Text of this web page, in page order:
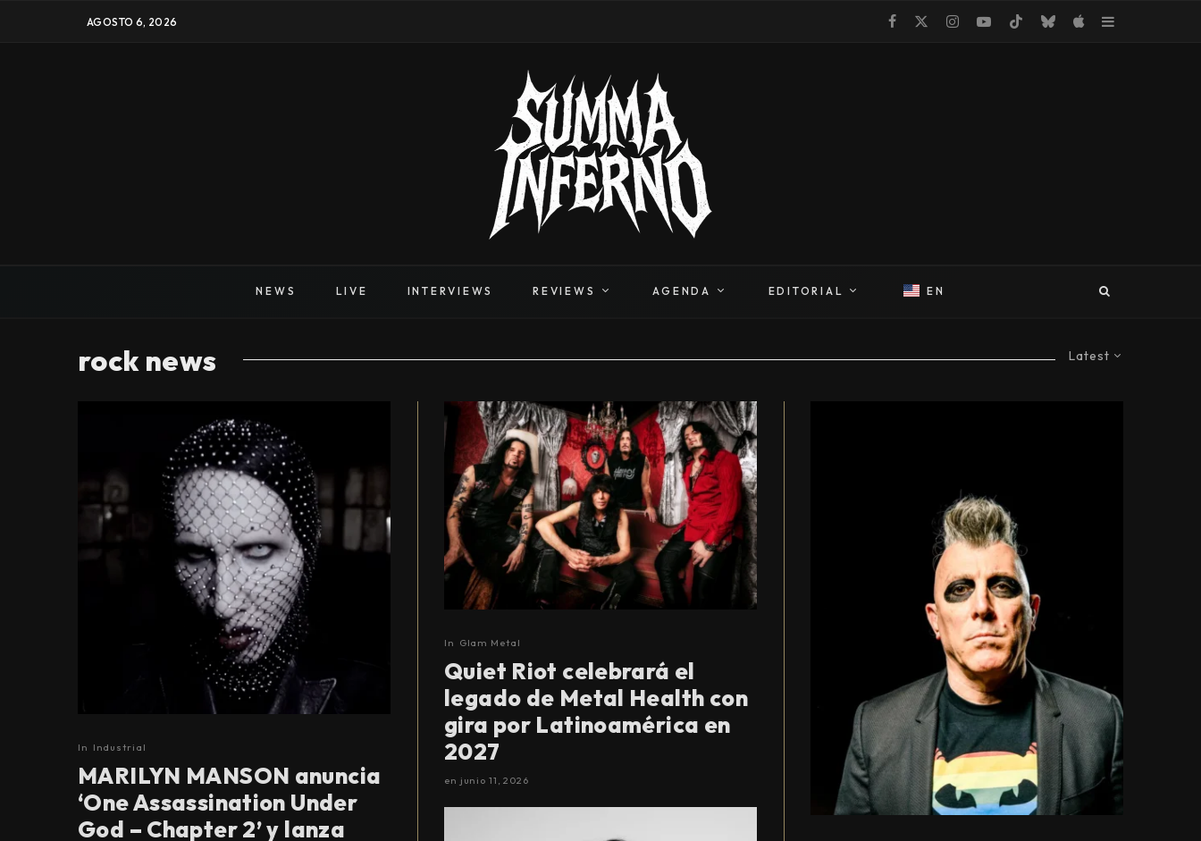
AGOSTO 6, 2026
NEWS LIVE INTERVIEWS REVIEWS AGENDA EDITORIAL EN
Latest
rock news
In Industrial
MARILYN MANSON anuncia
‘One Assassination Under
God – Chapter 2’ y lanza
In Glam Metal
Quiet Riot celebrará el
legado de Metal Health con
gira por Latinoamérica en
2027
en junio 11, 2026